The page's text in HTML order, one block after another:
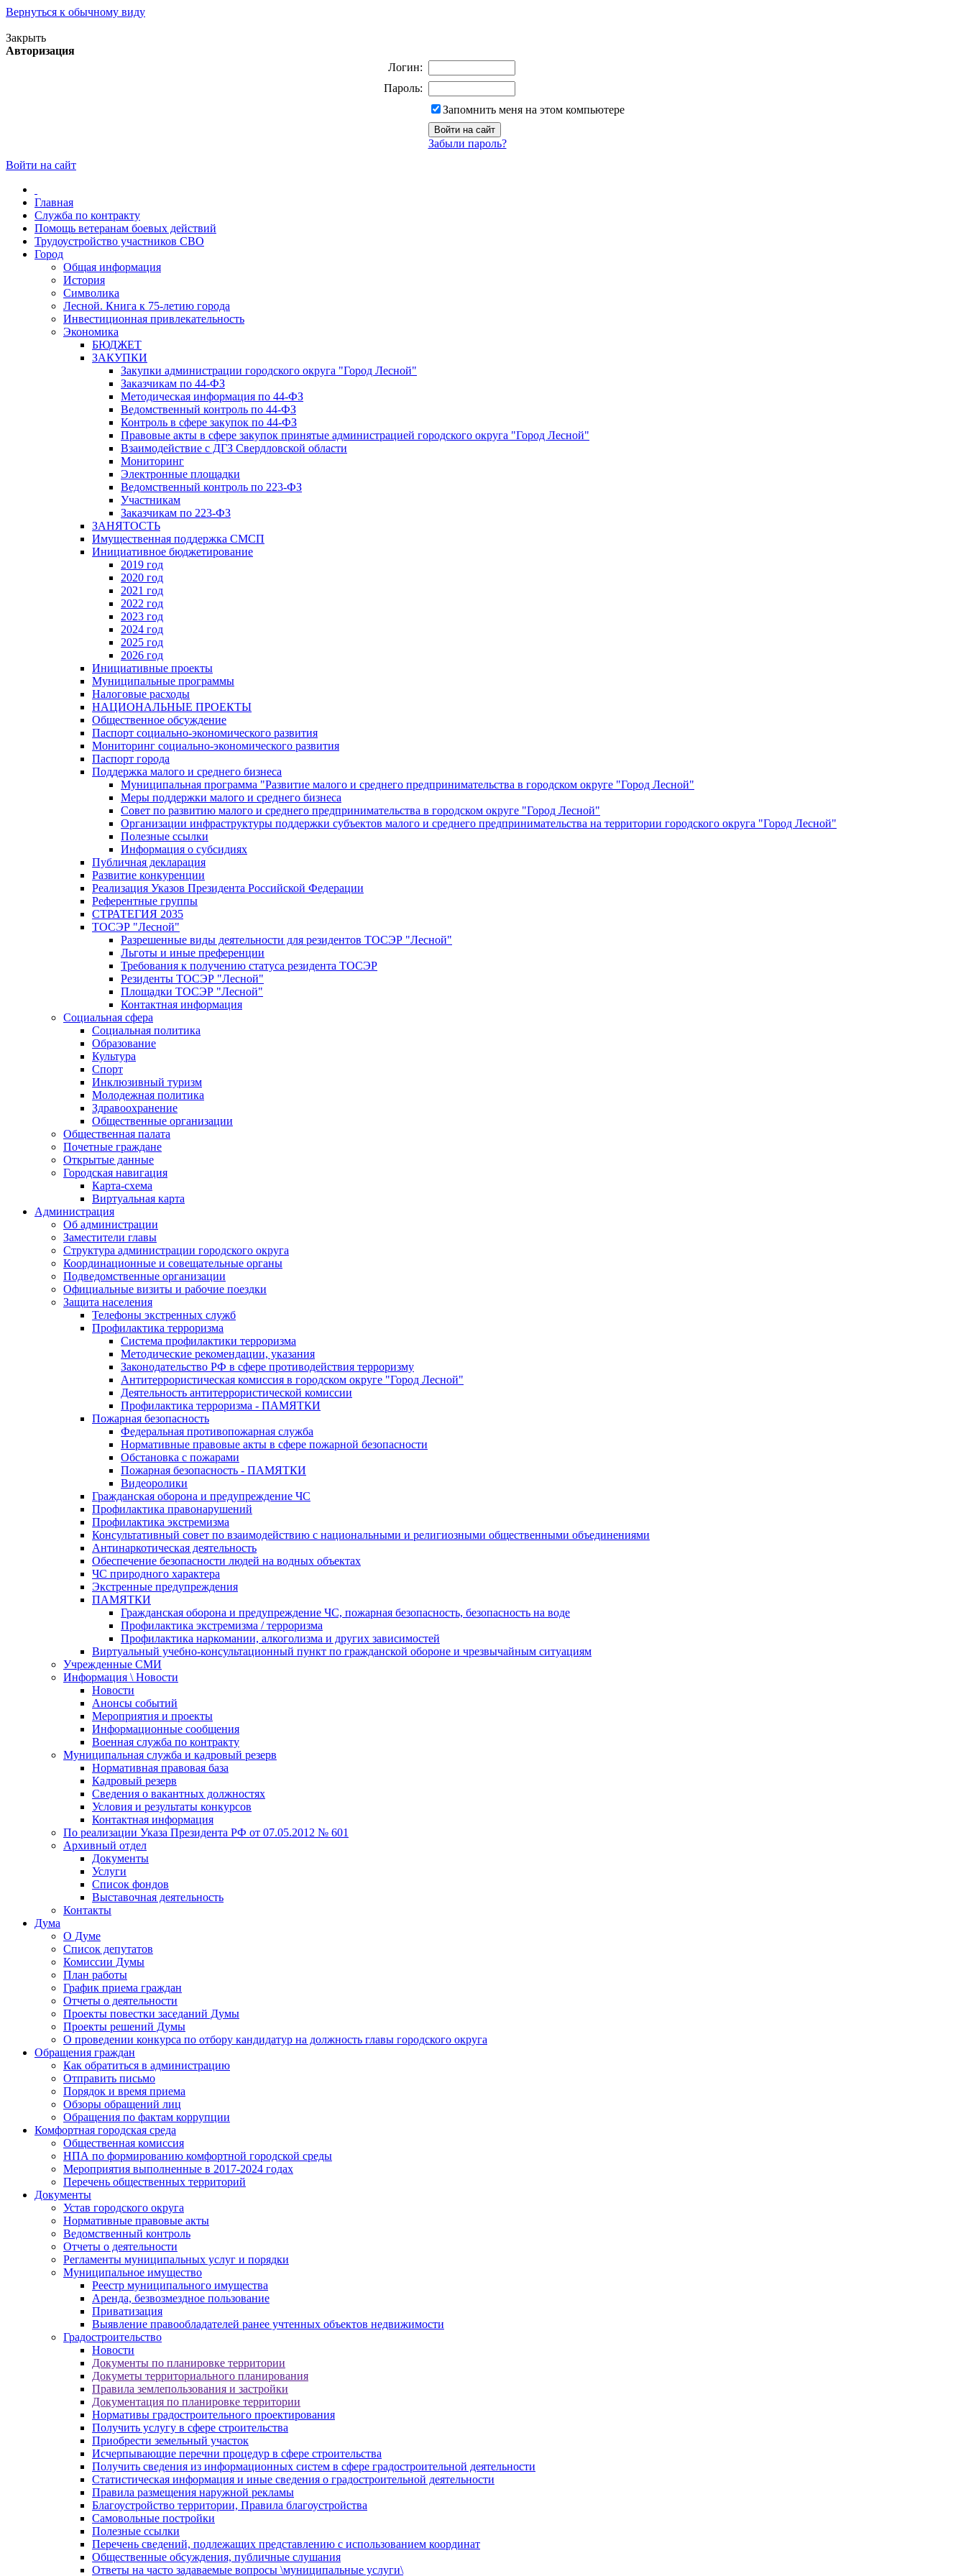
Вернуться к обычному виду
Закрыть
Авторизация
Логин:
Пароль:
Запомнить меня на этом компьютере
Забыли пароль?
Войти на сайт
Главная
Служба по контракту
Помощь ветеранам боевых действий
Трудоустройство участников СВО
Город
Общая информация
История
Символика
Лесной. Книга к 75-летию города
Инвестиционная привлекательность
Экономика
БЮДЖЕТ
ЗАКУПКИ
Закупки администрации городского округа "Город Лесной"
Заказчикам по 44-ФЗ
Методическая информация по 44-ФЗ
Ведомственный контроль по 44-ФЗ
Контроль в сфере закупок по 44-ФЗ
Правовые акты в сфере закупок принятые администрацией городского округа "Город Лесной"
Взаимодействие с ДГЗ Свердловской области
Мониторинг
Электронные площадки
Ведомственный контроль по 223-ФЗ
Участникам
Заказчикам по 223-ФЗ
ЗАНЯТОСТЬ
Имущественная поддержка СМСП
Инициативное бюджетирование
2019 год
2020 год
2021 год
2022 год
2023 год
2024 год
2025 год
2026 год
Инициативные проекты
Муниципальные программы
Налоговые расходы
НАЦИОНАЛЬНЫЕ ПРОЕКТЫ
Общественное обсуждение
Паспорт социально-экономического развития
Мониторинг социально-экономического развития
Паспорт города
Поддержка малого и среднего бизнеса
Муниципальная программа "Развитие малого и среднего предпринимательства в городском округе "Город Лесной"
Меры поддержки малого и среднего бизнеса
Совет по развитию малого и среднего предпринимательства в городском округе "Город Лесной"
Организации инфраструктуры поддержки субъектов малого и среднего предпринимательства на территории городского округа "Город Лесной"
Полезные ссылки
Информация о субсидиях
Публичная декларация
Развитие конкуренции
Реализация Указов Президента Российской Федерации
Референтные группы
СТРАТЕГИЯ 2035
ТОСЭР "Лесной"
Разрешенные виды деятельности для резидентов ТОСЭР "Лесной"
Льготы и иные преференции
Требования к получению статуса резидента ТОСЭР
Резиденты ТОСЭР "Лесной"
Площадки ТОСЭР "Лесной"
Контактная информация
Социальная сфера
Социальная политика
Образование
Культура
Спорт
Инклюзивный туризм
Молодежная политика
Здравоохранение
Общественные организации
Общественная палата
Почетные граждане
Открытые данные
Городская навигация
Карта-схема
Виртуальная карта
Администрация
Об администрации
Заместители главы
Структура администрации городского округа
Координационные и совещательные органы
Подведомственные организации
Официальные визиты и рабочие поездки
Защита населения
Телефоны экстренных служб
Профилактика терроризма
Система профилактики терроризма
Методические рекомендации, указания
Законодательство РФ в сфере противодействия терроризму
Антитеррористическая комиссия в городском округе "Город Лесной"
Деятельность антитеррористической комиссии
Профилактика терроризма - ПАМЯТКИ
Пожарная безопасность
Федеральная противопожарная служба
Нормативные правовые акты в сфере пожарной безопасности
Обстановка с пожарами
Пожарная безопасность - ПАМЯТКИ
Видеоролики
Гражданская оборона и предупреждение ЧС
Профилактика правонарушений
Профилактика экстремизма
Консультативный совет по взаимодействию с национальными и религиозными общественными объединениями
Антинаркотическая деятельность
Обеспечение безопасности людей на водных объектах
ЧС природного характера
Экстренные предупреждения
ПАМЯТКИ
Гражданская оборона и предупреждение ЧС, пожарная безопасность, безопасность на воде
Профилактика экстремизма / терроризма
Профилактика наркомании, алкоголизма и других зависимостей
Виртуальный учебно-консультационный пункт по гражданской обороне и чрезвычайным ситуациям
Учрежденные СМИ
Информация \ Новости
Новости
Анонсы событий
Мероприятия и проекты
Информационные сообщения
Военная служба по контракту
Муниципальная служба и кадровый резерв
Нормативная правовая база
Кадровый резерв
Сведения о вакантных должностях
Условия и результаты конкурсов
Контактная информация
По реализации Указа Президента РФ от 07.05.2012 № 601
Архивный отдел
Документы
Услуги
Список фондов
Выставочная деятельность
Контакты
Дума
О Думе
Список депутатов
Комиссии Думы
План работы
График приема граждан
Отчеты о деятельности
Проекты повестки заседаний Думы
Проекты решений Думы
О проведении конкурса по отбору кандидатур на должность главы городского округа
Обращения граждан
Как обратиться в администрацию
Отправить письмо
Порядок и время приема
Обзоры обращений лиц
Обращения по фактам коррупции
Комфортная городская среда
Общественная комиссия
НПА по формированию комфортной городской среды
Мероприятия выполненные в 2017-2024 годах
Перечень общественных территорий
Документы
Устав городского округа
Нормативные правовые акты
Ведомственный контроль
Отчеты о деятельности
Регламенты муниципальных услуг и порядки
Муниципальное имущество
Реестр муниципального имущества
Аренда, безвозмездное пользование
Приватизация
Выявление правообладателей ранее учтенных объектов недвижимости
Градостроительство
Новости
Документы по планировке территории
Докуметы территориального планирования
Правила землепользования и застройки
Документация по планировке территории
Нормативы градостроительного проектирования
Получить услугу в сфере строительства
Приобрести земельный участок
Исчерпывающие перечни процедур в сфере строительства
Получить сведения из информационных систем в сфере градостроительной деятельности
Статистическая информация и иные сведения о градостроительной деятельности
Правила размещения наружной рекламы
Благоустройство территории, Правила благоустройства
Самовольные постройки
Полезные ссылки
Перечень сведений, подлежащих представлению с использованием координат
Общественные обсуждения, публичные слушания
Ответы на часто задаваемые вопросы \муниципальные услуги\